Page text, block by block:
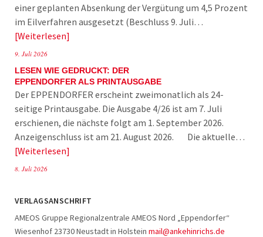
einer geplanten Absenkung der Vergütung um 4,5 Prozent
im Eilverfahren ausgesetzt (Beschluss 9. Juli…
Weiterlesen
9. Juli 2026
LESEN WIE GEDRUCKT: DER
EPPENDORFER ALS PRINTAUSGABE
Der EPPENDORFER erscheint zweimonatlich als 24-
seitige Printausgabe. Die Ausgabe 4/26 ist am 7. Juli
erschienen, die nächste folgt am 1. September 2026.
Anzeigenschluss ist am 21. August 2026. Die aktuelle…
Weiterlesen
8. Juli 2026
VERLAGSANSCHRIFT
AMEOS Gruppe Regionalzentrale AMEOS Nord „Eppendorfer“
Wiesenhof 23730 Neustadt in Holstein mail@ankehinrichs.de